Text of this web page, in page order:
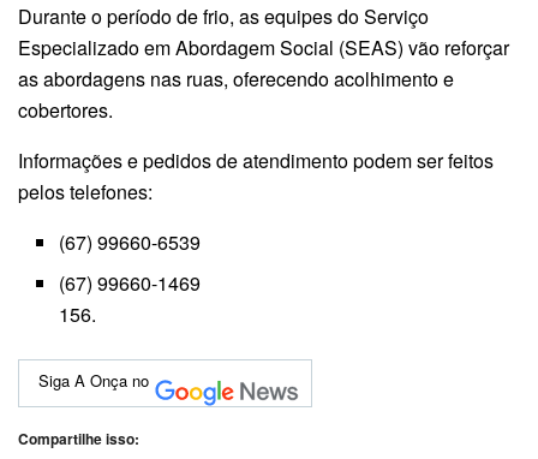
Durante o período de frio, as equipes do Serviço
Especializado em Abordagem Social (SEAS) vão reforçar
as abordagens nas ruas, oferecendo acolhimento e
cobertores.
Informações e pedidos de atendimento podem ser feitos
pelos telefones:
(67) 99660-6539
(67) 99660-1469
Siga A Onça no
Compartilhe isso: